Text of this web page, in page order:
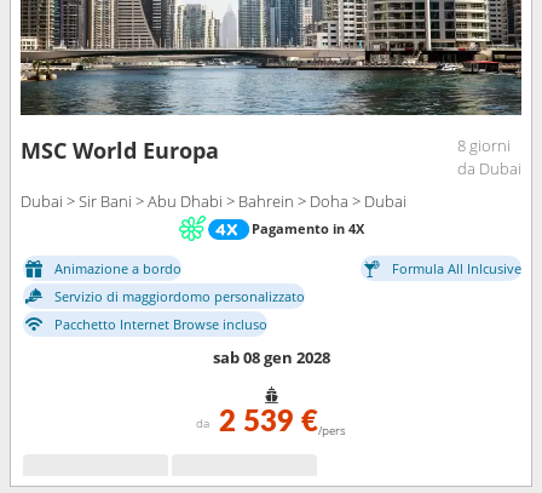
MSC World Europa
8 giorni
da Dubai
Dubai > Sir Bani > Abu Dhabi > Bahrein > Doha > Dubai
Pagamento in 4X
Animazione a bordo
Formula All Inlcusive
Servizio di maggiordomo personalizzato
Pacchetto Internet Browse incluso
sab 08 gen 2028
da 2 539 €/pers